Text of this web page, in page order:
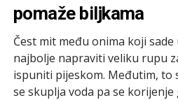
pomaže biljkama
Čest mit među onima koji
najbolje napraviti veliku rupu
ispuniti pijeskom. Međutim, to
se skuplja voda pa se korijenje